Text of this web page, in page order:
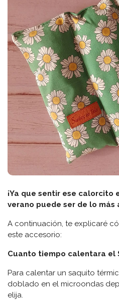
¡Ya que sentir ese calorcito
verano puede ser de lo más
A continuación, te explicaré
este accesorio:
Cuanto tiempo calentara el
Para calentar un saquito
doblado en el microondas
elija.